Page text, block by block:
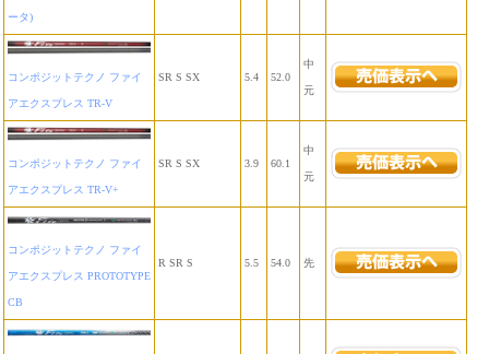
ータ)
コンポジットテクノ ファイ
アエクスプレス TR-V
SR S SX 5.4 52.0
中
元
コンポジットテクノ ファイ
アエクスプレス TR-V+
SR S SX 3.9 60.1
中
元
コンポジットテクノ ファイ
アエクスプレス PROTOTYPE
CB
R SR S 5.5 54.0 先